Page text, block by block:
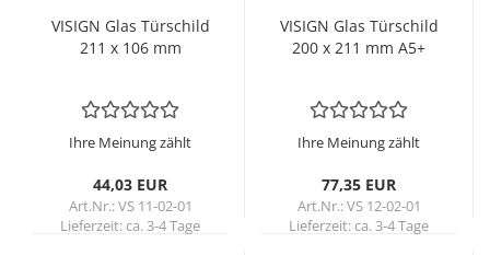
VI­SIGN Glas Tür­schild
211 x 106 mm
Ihre Meinung zählt
44,03 EUR
Art.Nr.: VS 11-02-01
Lieferzeit:ca. 3-4 Tage
VI­SIGN Glas Tür­schild
200 x 211 mm A5+
Ihre Meinung zählt
77,35 EUR
Art.Nr.: VS 12-02-01
Lieferzeit:ca. 3-4 Tage